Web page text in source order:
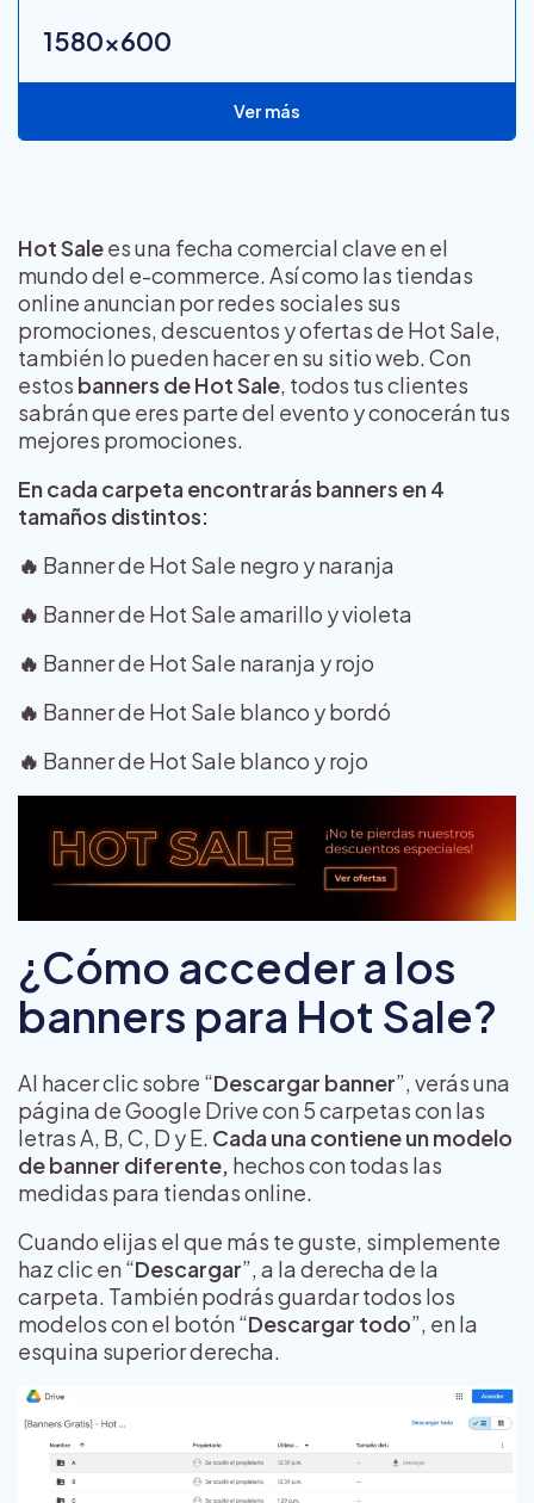
1580x600
Ver más
Hot Salees una fecha comercial clave en el
mundo del e-commerce. Así como las tiendas
online anuncian por redes sociales sus
promociones, descuentos y ofertas de Hot Sale,
también lo pueden hacer en su sitio web. Con
estos banners de Hot Sale, todos tus clientes
sabrán que eres parte del evento y conocerán tus
mejores promociones.
En cada carpeta encontrarás banners en 4
tamaños distintos:
🔥 Banner de Hot Sale negro y naranja
🔥 Banner de Hot Sale amarillo y violeta
🔥 Banner de Hot Sale naranja y rojo
🔥 ​ Banner de Hot Sale blanco y bordó
🔥 ​ Banner de Hot Sale blanco y rojo
¿Cómo acceder a los
banners para Hot Sale?
Al hacer clic sobre “Descargar banner”, verás una
página de Google Drive con 5 carpetas con las
letras A, B, C, D y E. Cada una contiene un modelo
de banner diferente, hechos con todas las
medidas para tiendas online.
Cuando elijas el que más te guste, simplemente
haz clic en “Descargar”, a la derecha de la
carpeta. También podrás guardar todos los
modelos con el botón “Descargar todo”, en la
esquina superior derecha.